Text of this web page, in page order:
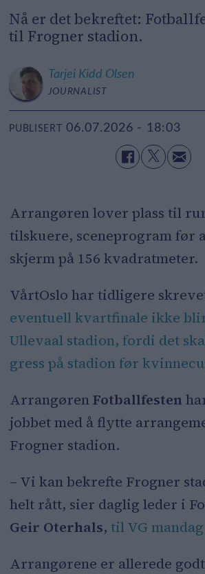
Nå er det bekreftet:
til Frogner stadion.
Tarjei Kidd Olsen
JOURNALIST
PUBLISERT 06.07.2026 - 18:03
Arrangøren lover plass til
tilskuere, sceneprogram før
skjerm på 156 kvadratmeter.
VårtOslo har tidligere
eventuell kvartfinale ikke
Ullevaal stadion, fordi det
gress på stadion før
ArrangørenFotballfesten
jobbet med å flytte
Frogner stadion.
– Vi kan bekrefte Frogner
helt rått, sier daglig leder i
Geir Oterhals, til VG
Arrangørene er allerede